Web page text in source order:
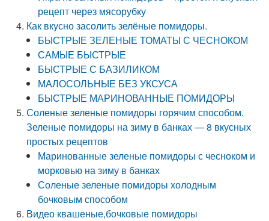
рецепт через мясорубку
Как вкусно засолить зелёные помидоры.
БЫСТРЫЕ ЗЕЛЕНЫЕ ТОМАТЫ С ЧЕСНОКОМ
САМЫЕ БЫСТРЫЕ
БЫСТРЫЕ С БАЗИЛИКОМ
МАЛОСОЛЬНЫЕ БЕЗ УКСУСА
БЫСТРЫЕ МАРИНОВАННЫЕ ПОМИДОРЫ
Соленые зеленые помидоры горячим способом.
Зеленые помидоры на зиму в банках — 8 вкусных
простых рецептов
Маринованные зеленые помидоры с чесноком и
морковью на зиму в банках
Соленые зеленые помидоры холодным
бочковым способом
Видео квашеные,бочковые помидоры